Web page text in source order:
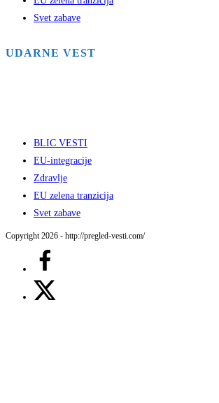
Svet zabave
UDARNE VEST
BLIC VESTI
EU-integracije
Zdravlje
EU zelena tranzicija
Svet zabave
Copyright 2026 - http://pregled-vesti.com/